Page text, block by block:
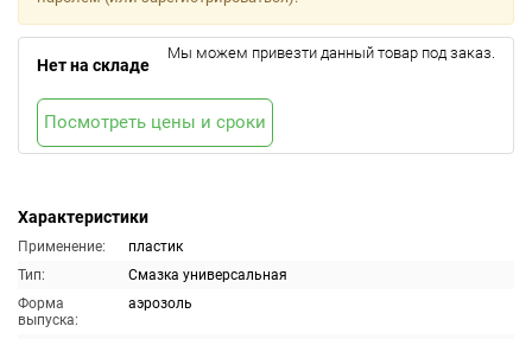
Характеристики
Применение:
пластик
Тип:
Смазка универсальная
Форма
выпуска:
аэрозоль
Нет на складе
Мы можем привезти данный товар под заказ.
Посмотреть цены и сроки